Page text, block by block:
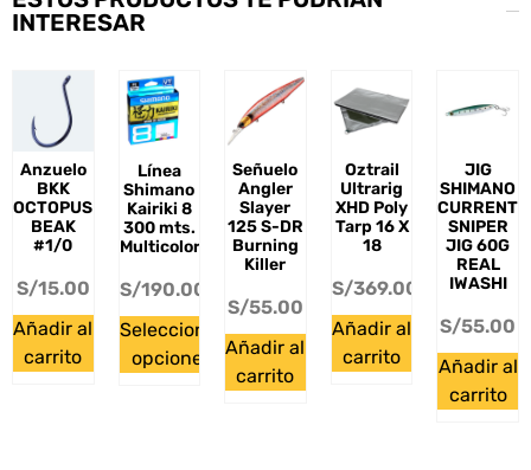
INTERESAR
Anzuelo
BKK
OCTOPUS
BEAK
#1/0
S/15.00
Añadir al
carrito
Línea
Shimano
Kairiki 8
300 mts.
Multicolor
S/190.00
Seleccionar
opciones
Señuelo
Angler
Slayer
125 S-DR
Burning
Killer
S/55.00
Añadir al
carrito
Oztrail
Ultrarig
XHD Poly
Tarp 16 X
18
S/369.00
Añadir al
carrito
JIG
SHIMANO
CURRENT
SNIPER
JIG 60G
REAL
IWASHI
S/55.00
Añadir al
carrito